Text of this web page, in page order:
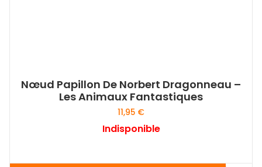
Nœud Papillon De Norbert Dragonneau –
Les Animaux Fantastiques
11,95 €
Indisponible